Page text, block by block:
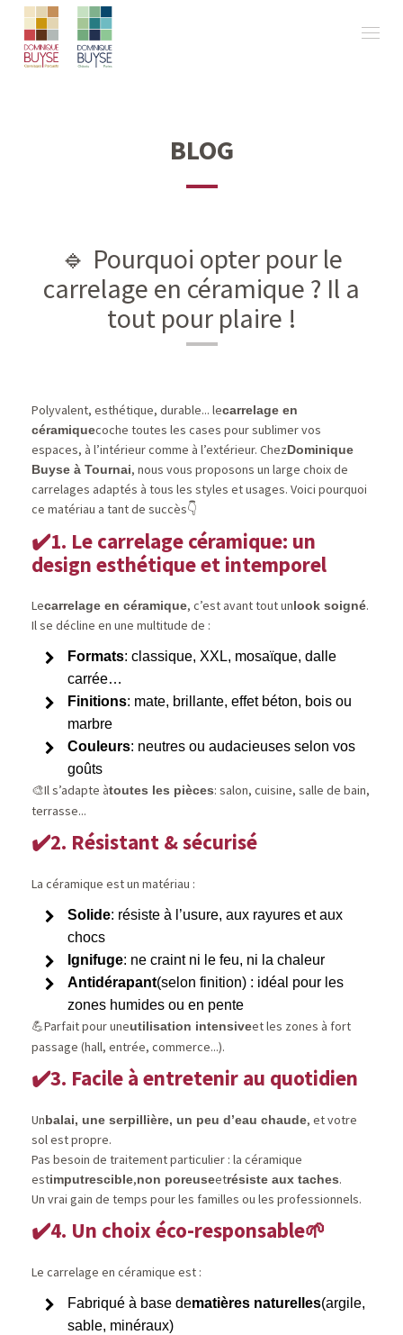
BLOG
🔹 Pourquoi opter pour le
carrelage en céramique ? Il a
tout pour plaire !
Polyvalent, esthétique, durable... lecarrelage en
céramiquecoche toutes les cases pour sublimer vos
espaces, à l’intérieur comme à l’extérieur. ChezDominique
Buyse à Tournai, nous vous proposons un large choix de
carrelages adaptés à tous les styles et usages. Voici pourquoi
ce matériau a tant de succès👇
✔️1. Le carrelage céramique: un
design esthétique et intemporel
Lecarrelage en céramique, c’est avant tout unlook soigné.
Il se décline en une multitude de :
Formats: classique, XXL, mosaïque, dalle
carrée…
Finitions: mate, brillante, effet béton, bois ou
marbre
Couleurs: neutres ou audacieuses selon vos
goûts
🎨Il s’adapte àtoutes les pièces: salon, cuisine, salle de bain,
terrasse...
✔️2. Résistant & sécurisé
La céramique est un matériau :
Solide: résiste à l’usure, aux rayures et aux
chocs
Ignifuge: ne craint ni le feu, ni la chaleur
Antidérapant(selon finition) : idéal pour les
zones humides ou en pente
💪Parfait pour uneutilisation intensiveet les zones à fort
passage (hall, entrée, commerce...).
✔️3. Facile à entretenir au quotidien
Unbalai, une serpillière, un peu d’eau chaude, et votre
sol est propre.
Pas besoin de traitement particulier : la céramique
estimputrescible,non poreuseetrésiste aux taches.
Un vrai gain de temps pour les familles ou les professionnels.
✔️4. Un choix éco-responsable🌱
Le carrelage en céramique est :
Fabriqué à base dematières naturelles(argile,
sable, minéraux)